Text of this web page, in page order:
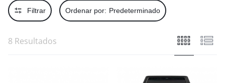
Filtrar Ordenar por: Predeterminado
8 Resultados